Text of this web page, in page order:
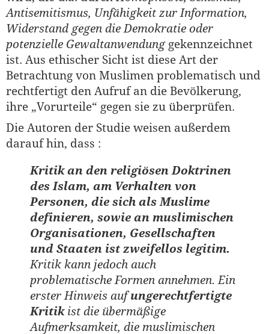
Antisemitismus, Unfähigkeit zur Information,
Widerstand gegen die Demokratie oder
potenzielle Gewaltanwendunggekennzeichnet
ist. Aus ethischer Sicht ist diese Art der
Betrachtung von Muslimen problematisch und
rechtfertigt den Aufruf an die Bevölkerung,
ihre „Vorurteile“ gegen sie zu überprüfen.
Die Autoren der Studie weisen außerdem
darauf hin, dass :
Kritik an den religiösen Doktrinen
des Islam, am Verhalten von
Personen, die sich als Muslime
definieren, sowie an muslimischen
Organisationen, Gesellschaften
und Staaten ist zweifellos legitim.
Kritik kann jedoch auch
problematische Formen annehmen. Ein
erster Hinweis aufungerechtfertigte
Kritikist die übermäßige
Aufmerksamkeit, die muslimischen